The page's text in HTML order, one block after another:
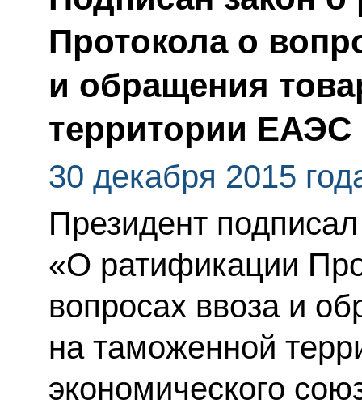
Протокола о
и обращения
территории ЕАЭС
30 декабря 2015
Президент
«О ратификации
вопросах ввоза и
на таможенной
экономического